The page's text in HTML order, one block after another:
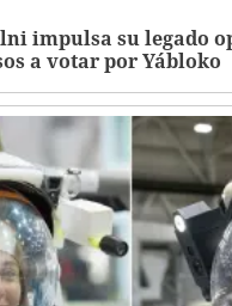
impulsa su legado
a votar por Yábloko